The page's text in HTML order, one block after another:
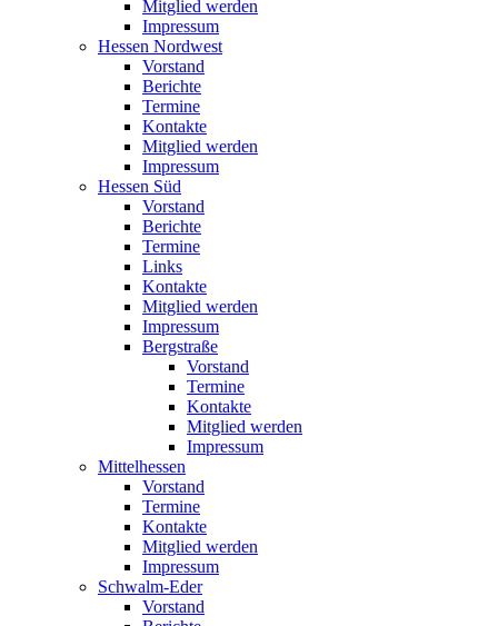
Mitglied werden
Impressum
Hessen Nordwest
Vorstand
Berichte
Termine
Kontakte
Mitglied werden
Impressum
Hessen Süd
Vorstand
Berichte
Termine
Links
Kontakte
Mitglied werden
Impressum
Bergstraße
Vorstand
Termine
Kontakte
Mitglied werden
Impressum
Mittelhessen
Vorstand
Termine
Kontakte
Mitglied werden
Impressum
Schwalm-Eder
Vorstand